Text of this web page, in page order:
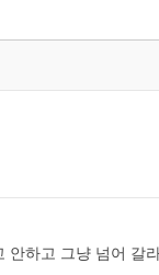
하고 그냥 넘어